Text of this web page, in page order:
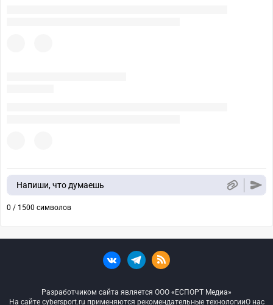
Напиши, что думаешь
0 / 1500 символов
Разработчиком сайта является ООО «ЕСПОРТ Медиа»
На сайте cybersport.ru применяются рекомендательные технологииО нас